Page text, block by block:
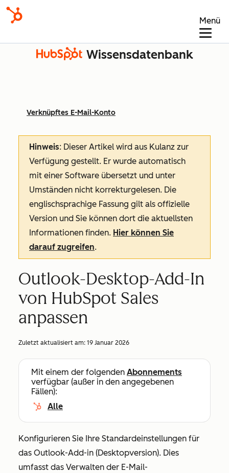
Menü
Wissensdatenbank
Verknüpftes E-Mail-Konto
Hinweis: Dieser Artikel wird aus Kulanz zur
Verfügung gestellt. Er wurde automatisch
mit einer Software übersetzt und unter
Umständen nicht korrekturgelesen. Die
englischsprachige Fassung gilt als offizielle
Version und Sie können dort die aktuellsten
Informationen finden. Hier können Sie
darauf zugreifen.
Outlook-Desktop-Add-In
von HubSpot Sales
anpassen
Zuletzt aktualisiert am: 19 Januar 2026
Mit einem der folgenden Abonnements
verfügbar (außer in den angegebenen
Fällen):
Alle
Konfigurieren Sie Ihre Standardeinstellungen für
das Outlook-Add-in (Desktopversion). Dies
umfasst das Verwalten der E-Mail-